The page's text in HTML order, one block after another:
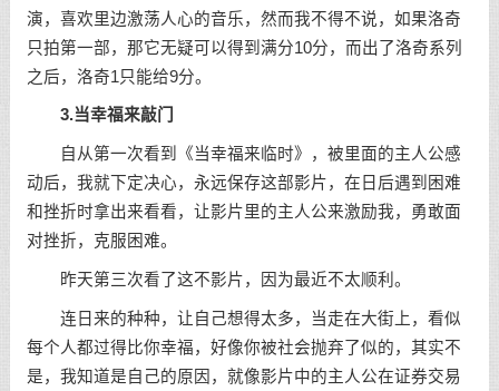
演，喜欢里边激荡人心的音乐，然而我不得不说，如果洛奇
只拍第一部，那它无疑可以得到满分10分，而出了洛奇系列
之后，洛奇1只能给9分。
3.当幸福来敲门
自从第一次看到《当幸福来临时》，被里面的主人公感
动后，我就下定决心，永远保存这部影片，在日后遇到困难
和挫折时拿出来看看，让影片里的主人公来激励我，勇敢面
对挫折，克服困难。
昨天第三次看了这不影片，因为最近不太顺利。
连日来的种种，让自己想得太多，当走在大街上，看似
每个人都过得比你幸福，好像你被社会抛弃了似的，其实不
是，我知道是自己的原因，就像影片中的主人公在证券交易